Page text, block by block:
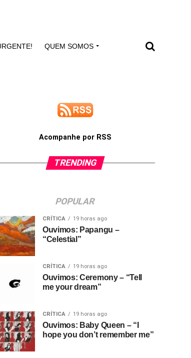
QUEM SOMOS
Acompanhe por RSS
TRENDING
POPULAR
CRÍTICA 19 horas ago
Ouvimos: Papangu –
“Celestial”
CRÍTICA 19 horas ago
Ouvimos: Ceremony – “Tell
me your dream”
CRÍTICA 19 horas ago
Ouvimos: Baby Queen – “I
hope you don’t remember me”